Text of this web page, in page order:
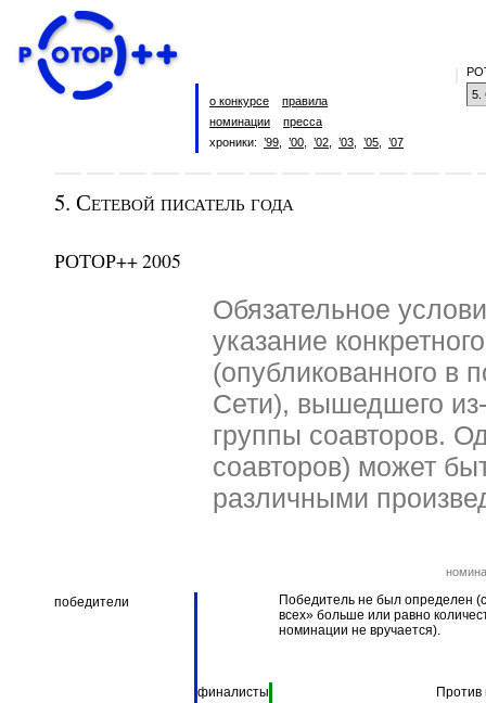
о конкурсе
правила
номинации
пресса
хроники: ’99 ’00 ’02 ’03 ’05 ’07
5. Сетевой писатель года
РОТОР++ 2005
Обязательное
указание
(опубликованного в
Сети), вышедшего
группы соавторов.
соавторов) может
различными
победители
Победитель не был определен
всех» больше или равно
номинации не вручается).
финалисты
Против